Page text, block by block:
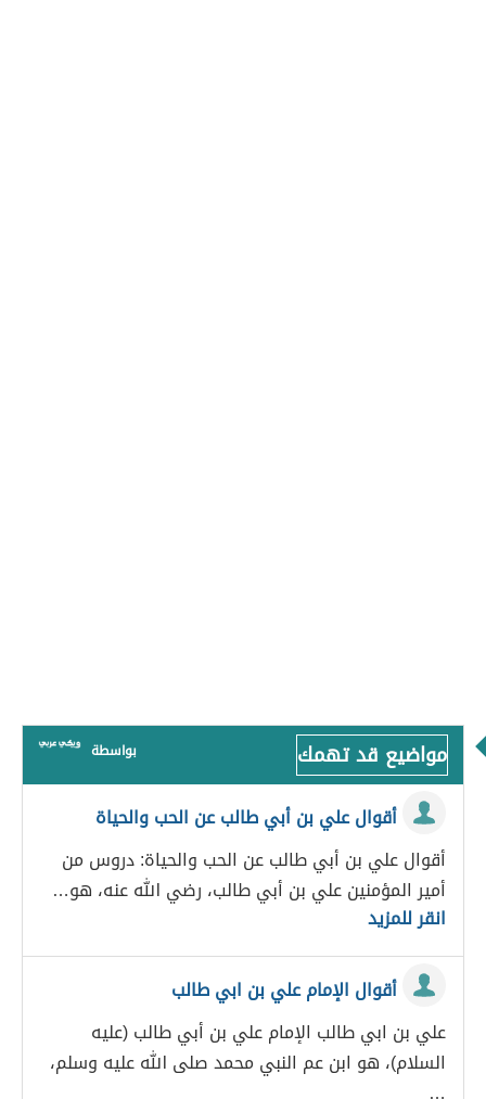
مواضيع قد تهمك بواسطة
أقوال علي بن أبي طالب عن الحب والحياة
أقوال علي بن أبي طالب عن الحب والحياة: دروس من
أمير المؤمنين علي بن أبي طالب، رضي الله عنه، هو…
انقر للمزيد
أقوال الإمام علي بن ابي طالب
علي بن ابي طالب الإمام علي بن أبي طالب (عليه
السلام)، هو ابن عم النبي محمد صلى الله عليه وسلم،